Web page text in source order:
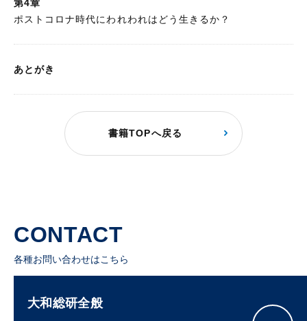
第4章
ポストコロナ時代にわれわれはどう生きるか？
あとがき
書籍TOPへ戻る
CONTACT
各種お問い合わせはこちら
大和総研全般